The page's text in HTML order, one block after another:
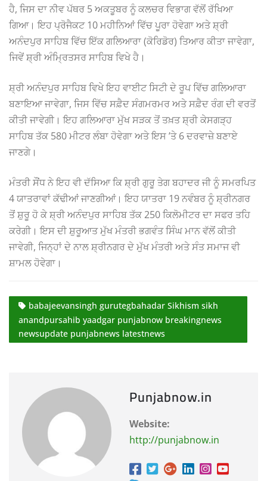
ਹੈ, ਜਿਸ ਦਾ ਨੀਵ ਪੱਥਰ 5 ਅਕਤੂਬਰ ਨੂੰ ਕਲਚਰ ਵਿਭਾਗ ਵੱਲੋਂ ਰੱਖਿਆ
ਗਿਆ। ਇਹ ਪ੍ਰੋਜੈਕਟ 10 ਮਹੀਨਿਆਂ ਵਿੱਚ ਪੂਰਾ ਹੋਵੇਗਾ ਅਤੇ ਸ਼੍ਰੀ
ਅਨੰਦਪੁਰ ਸਾਹਿਬ ਵਿੱਚ ਇੱਕ ਗਲਿਆਰਾ (ਕੋਰਿਡੋਰ) ਤਿਆਰ ਕੀਤਾ ਜਾਵੇਗਾ,
ਜਿਵੇਂ ਸ਼੍ਰੀ ਅੰਮ੍ਰਿਤਸਰ ਸਾਹਿਬ ਵਿਖੇ ਹੈ।
ਸ਼੍ਰੀ ਅਨੰਦਪੁਰ ਸਾਹਿਬ ਵਿਖੇ ਇਹ ਵਾਈਟ ਸਿਟੀ ਦੇ ਰੂਪ ਵਿੱਚ ਗਲਿਆਰਾ
ਬਣਾਇਆ ਜਾਵੇਗਾ, ਜਿਸ ਵਿੱਚ ਸਫ਼ੈਦ ਸੰਗਮਰਮਰ ਅਤੇ ਸਫ਼ੈਦ ਰੰਗ ਦੀ ਵਰਤੋਂ
ਕੀਤੀ ਜਾਵੇਗੀ। ਇਹ ਗਲਿਆਰਾ ਮੁੱਖ ਸੜਕ ਤੋਂ ਤਖ਼ਤ ਸ਼੍ਰੀ ਕੇਸਗੜ੍ਹ
ਸਾਹਿਬ ਤੱਕ 580 ਮੀਟਰ ਲੰਬਾ ਹੋਵੇਗਾ ਅਤੇ ਇਸ ’ਤੇ 6 ਦਰਵਾਜ਼ੇ ਬਣਾਏ
ਜਾਣਗੇ।
ਮੰਤਰੀ ਸੌਂਧ ਨੇ ਇਹ ਵੀ ਦੱਸਿਆ ਕਿ ਸ਼੍ਰੀ ਗੁਰੂ ਤੇਗ ਬਹਾਦਰ ਜੀ ਨੂੰ ਸਮਰਪਿਤ
4 ਯਾਤਰਾਵਾਂ ਕੱਢੀਆਂ ਜਾਣਗੀਆਂ। ਇਹ ਯਾਤਰਾ 19 ਨਵੰਬਰ ਨੂੰ ਸ਼੍ਰੀਨਗਰ
ਤੋਂ ਸ਼ੁਰੂ ਹੋ ਕੇ ਸ਼੍ਰੀ ਅਨੰਦਪੁਰ ਸਾਹਿਬ ਤੱਕ 250 ਕਿਲੋਮੀਟਰ ਦਾ ਸਫਰ ਤਹਿ
ਕਰੇਗੀ। ਇਸ ਦੀ ਸ਼ੁਰੂਆਤ ਮੁੱਖ ਮੰਤਰੀ ਭਗਵੰਤ ਸਿੰਘ ਮਾਨ ਵੱਲੋਂ ਕੀਤੀ
ਜਾਵੇਗੀ, ਜਿਨ੍ਹਾਂ ਦੇ ਨਾਲ ਸ਼੍ਰੀਨਗਰ ਦੇ ਮੁੱਖ ਮੰਤਰੀ ਅਤੇ ਸੰਤ ਸਮਾਜ ਵੀ
ਸ਼ਾਮਲ ਹੋਵੇਗਾ।
babajeevansingh gurutegbahadar Sikhism sikh
anandpursahib yaadgar punjabnow breakingnews
newsupdate punjabnews latestnews
Punjabnow.in
Website:
http://punjabnow.in